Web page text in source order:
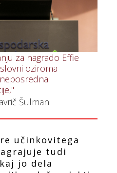
za nagrado Effie
oziroma
Šulman.
učinkovitega
tudi
jo dela